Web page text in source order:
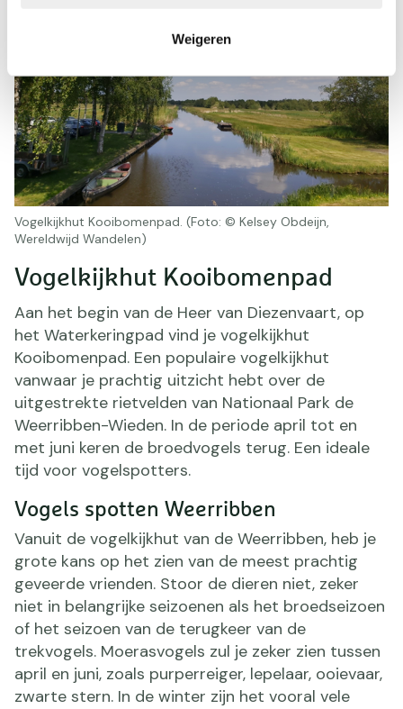
Weigeren
Vogelkijkhut Kooibomenpad. (Foto: © Kelsey Obdeijn,
Wereldwijd Wandelen)
Vogelkijkhut Kooibomenpad
Aan het begin van de Heer van Diezenvaart, op
het Waterkeringpad vind je vogelkijkhut
Kooibomenpad. Een populaire vogelkijkhut
vanwaar je prachtig uitzicht hebt over de
uitgestrekte rietvelden van Nationaal Park de
Weerribben-Wieden. In de periode april tot en
met juni keren de broedvogels terug. Een ideale
tijd voor vogelspotters.
Vogels spotten Weerribben
Vanuit de vogelkijkhut van de Weerribben, heb je
grote kans op het zien van de meest prachtig
geveerde vrienden. Stoor de dieren niet, zeker
niet in belangrijke seizoenen als het broedseizoen
of het seizoen van de terugkeer van de
trekvogels. Moerasvogels zul je zeker zien tussen
april en juni, zoals purperreiger, lepelaar, ooievaar,
zwarte stern. In de winter zijn het vooral vele